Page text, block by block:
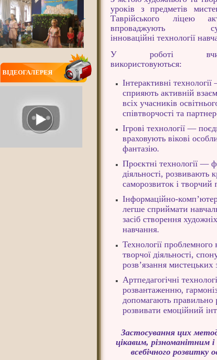
уроків з предметів
Таврійського ліцею
впроваджують
інноваційні технології
У роботі
використовуються:
Інтерактивні
сприяють активній
всіх учасників
співтворчості та
Ігрові технології —
враховують вікові
фантазію.
Проєктні технології —
діяльності, розвивають
саморозвиток і
Інформаційно-
легше сприймати
засіб створення
навчання.
Технології
творчої діяльності,
розв’язання мистецьких
Артпедагогічні
розвантаженню,
допомагають правильно
розвивати емоційний
Застосування цих
цікавим, різноманітним
всебічного
ВIДЕОГАЛЕРЕЯ